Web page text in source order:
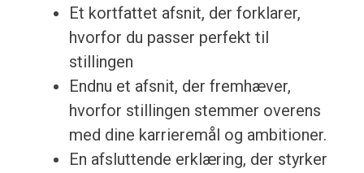
Et kortfattet afsnit, der forklarer,
hvorfor du passer perfekt til
stillingen
Endnu et afsnit, der fremhæver,
hvorfor stillingen stemmer overens
med dine karrieremål og ambitioner.
En afsluttende erklæring, der styrker